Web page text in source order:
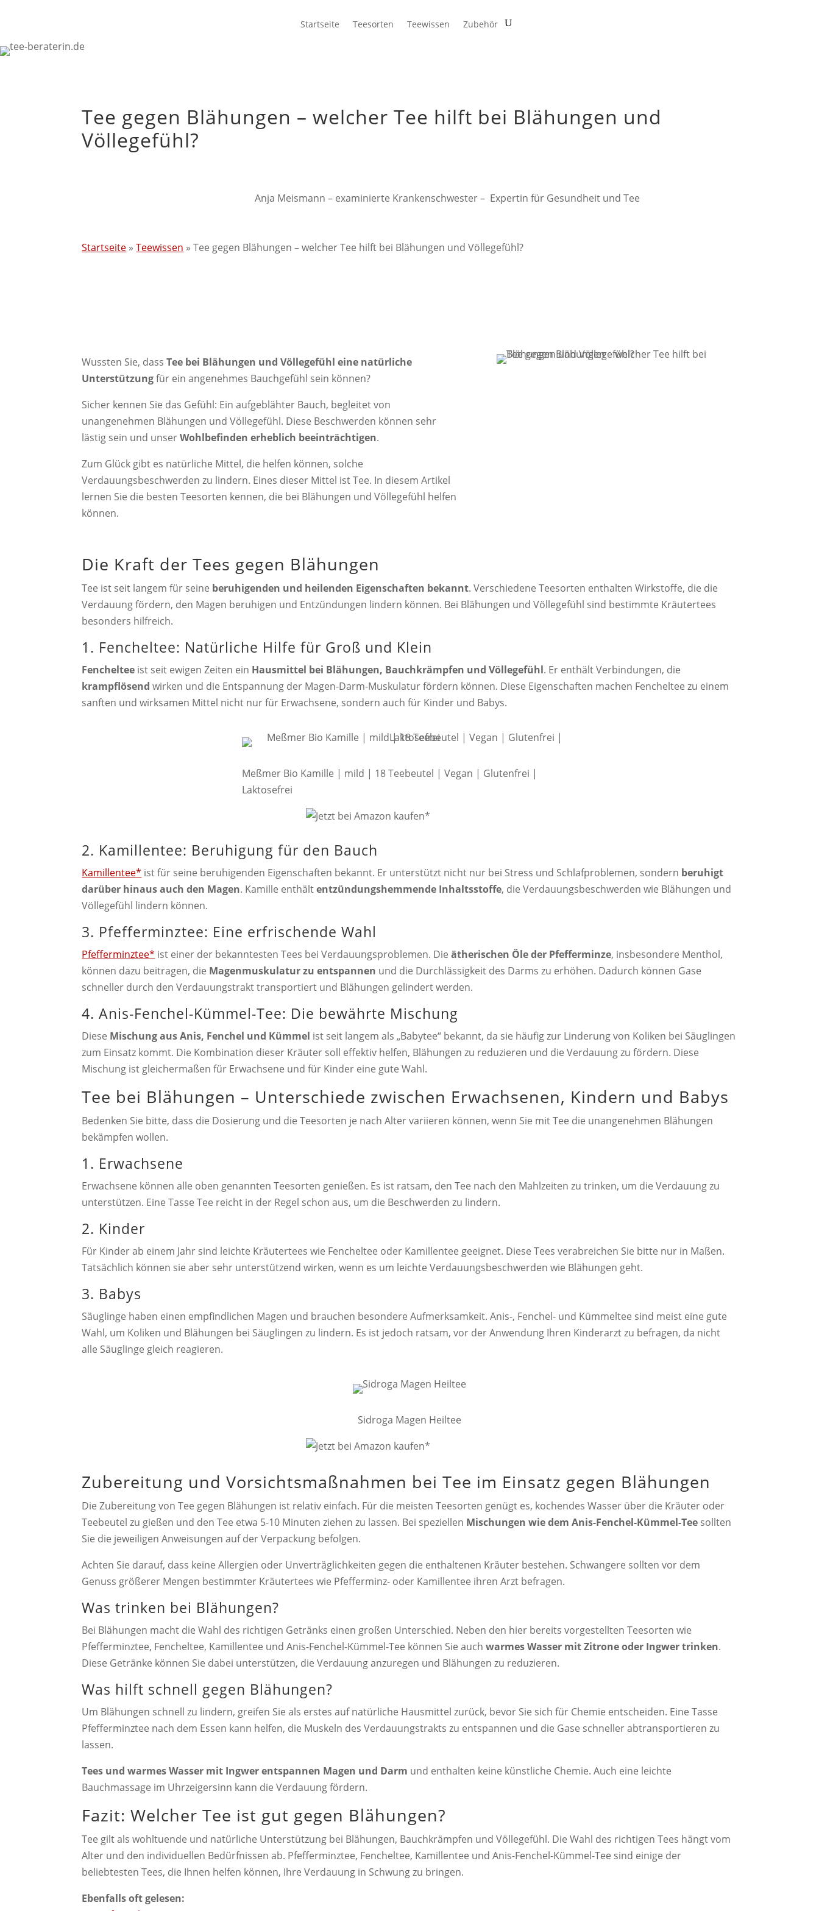
Startseite Teesorten Teewissen Zubehör
Tee gegen Blähungen – welcher Tee hilft bei Blähungen und
Völlegefühl?
Anja Meismann – examinierte Krankenschwester – Expertin für Gesundheit und Tee
Startseite »Teewissen »Tee gegen Blähungen – welcher Tee hilft bei Blähungen und Völlegefühl?
Wussten Sie, dassTee bei Blähungen und Völlegefühl eine natürliche
Unterstützungfür ein angenehmes Bauchgefühl sein können?
Sicher kennen Sie das Gefühl: Ein aufgeblähter Bauch, begleitet von
unangenehmen Blähungen und Völlegefühl. Diese Beschwerden können sehr
lästig sein und unserWohlbefinden erheblich beeinträchtigen.
Zum Glück gibt es natürliche Mittel, die helfen können, solche
Verdauungsbeschwerden zu lindern. Eines dieser Mittel ist Tee. In diesem Artikel
lernen Sie die besten Teesorten kennen, die bei Blähungen und Völlegefühl helfen
können.
Die Kraft der Tees gegen Blähungen
Tee ist seit langem für seine beruhigenden und heilenden Eigenschaften bekannt. Verschiedene Teesorten enthalten Wirkstoffe, die die
Verdauung fördern, den Magen beruhigen und Entzündungen lindern können. Bei Blähungen und Völlegefühl sind bestimmte Kräutertees
besonders hilfreich.
1. Fencheltee: Natürliche Hilfe für Groß und Klein
Fencheltee ist seit ewigen Zeiten ein Hausmittel bei Blähungen, Bauchkrämpfen und Völlegefühl. Er enthält Verbindungen, die
krampflösend wirken und die Entspannung der Magen-Darm-Muskulatur fördern können. Diese Eigenschaften machen Fencheltee zu einem
sanften und wirksamen Mittel nicht nur für Erwachsene, sondern auch für Kinder und Babys.
Meßmer Bio Kamille | mild | 18 Teebeutel | Vegan | Glutenfrei |
Laktosefrei
2. Kamillentee: Beruhigung für den Bauch
Kamillentee* ist für seine beruhigenden Eigenschaften bekannt. Er unterstützt nicht nur bei Stress und Schlafproblemen, sondern beruhigt
darüber hinaus auch den Magen. Kamille enthältentzündungshemmende Inhaltsstoffe, die Verdauungsbeschwerden wie Blähungen und
Völlegefühl lindern können.
3. Pfefferminztee: Eine erfrischende Wahl
Pfefferminztee* ist einer der bekanntesten Tees bei Verdauungsproblemen. Dieätherischen Öle der Pfefferminze, insbesondere Menthol,
können dazu beitragen, die Magenmuskulatur zu entspannen und die Durchlässigkeit des Darms zu erhöhen. Dadurch können Gase
schneller durch den Verdauungstrakt transportiert und Blähungen gelindert werden.
4. Anis-Fenchel-Kümmel-Tee: Die bewährte Mischung
Diese Mischung aus Anis, Fenchel und Kümmel ist seit langem als „Babytee“ bekannt, da sie häufig zur Linderung von Koliken bei Säuglingen
zum Einsatz kommt. Die Kombination dieser Kräuter soll effektiv helfen, Blähungen zu reduzieren und die Verdauung zu fördern. Diese
Mischung ist gleichermaßen für Erwachsene und für Kinder eine gute Wahl.
Tee bei Blähungen – Unterschiede zwischen Erwachsenen, Kindern und Babys
Bedenken Sie bitte, dass die Dosierung und die Teesorten je nach Alter variieren können, wenn Sie mit Tee die unangenehmen Blähungen
bekämpfen wollen.
1. Erwachsene
Erwachsene können alle oben genannten Teesorten genießen. Es ist ratsam, den Tee nach den Mahlzeiten zu trinken, um die Verdauung zu
unterstützen. Eine Tasse Tee reicht in der Regel schon aus, um die Beschwerden zu lindern.
2. Kinder
Für Kinder ab einem Jahr sind leichte Kräutertees wie Fencheltee oder Kamillentee geeignet. Diese Tees verabreichen Sie bitte nur in Maßen.
Tatsächlich können sie aber sehr unterstützend wirken, wenn es um leichte Verdauungsbeschwerden wie Blähungen geht.
3. Babys
Säuglinge haben einen empfindlichen Magen und brauchen besondere Aufmerksamkeit. Anis-, Fenchel- und Kümmeltee sind meist eine gute
Wahl, um Koliken und Blähungen bei Säuglingen zu lindern. Es ist jedoch ratsam, vor der Anwendung Ihren Kinderarzt zu befragen, da nicht
alle Säuglinge gleich reagieren.
Sidroga Magen Heiltee
Zubereitung und Vorsichtsmaßnahmen bei Tee im Einsatz gegen Blähungen
Die Zubereitung von Tee gegen Blähungen ist relativ einfach. Für die meisten Teesorten genügt es, kochendes Wasser über die Kräuter oder
Teebeutel zu gießen und den Tee etwa 5-10 Minuten ziehen zu lassen. Bei speziellen Mischungen wie dem Anis-Fenchel-Kümmel-Tee sollten
Sie die jeweiligen Anweisungen auf der Verpackung befolgen.
Achten Sie darauf, dass keine Allergien oder Unverträglichkeiten gegen die enthaltenen Kräuter bestehen. Schwangere sollten vor dem
Genuss größerer Mengen bestimmter Kräutertees wie Pfefferminz- oder Kamillentee ihren Arzt befragen.
Was trinken bei Blähungen?
Bei Blähungen macht die Wahl des richtigen Getränks einen großen Unterschied. Neben den hier bereits vorgestellten Teesorten wie
Pfefferminztee, Fencheltee, Kamillentee und Anis-Fenchel-Kümmel-Tee können Sie auchwarmes Wasser mit Zitrone oder Ingwer trinken.
Diese Getränke können Sie dabei unterstützen, die Verdauung anzuregen und Blähungen zu reduzieren.
Was hilft schnell gegen Blähungen?
Um Blähungen schnell zu lindern, greifen Sie als erstes auf natürliche Hausmittel zurück, bevor Sie sich für Chemie entscheiden. Eine Tasse
Pfefferminztee nach dem Essen kann helfen, die Muskeln des Verdauungstrakts zu entspannen und die Gase schneller abtransportieren zu
lassen.
Tees und warmes Wasser mit Ingwer entspannen Magen und Darm und enthalten keine künstliche Chemie. Auch eine leichte
Bauchmassage im Uhrzeigersinn kann die Verdauung fördern.
Fazit: Welcher Tee ist gut gegen Blähungen?
Tee gilt als wohltuende und natürliche Unterstützung bei Blähungen, Bauchkrämpfen und Völlegefühl. Die Wahl des richtigen Tees hängt vom
Alter und den individuellen Bedürfnissen ab. Pfefferminztee, Fencheltee, Kamillentee und Anis-Fenchel-Kümmel-Tee sind einige der
beliebtesten Tees, die Ihnen helfen können, Ihre Verdauung in Schwung zu bringen.
Ebenfalls oft gelesen: